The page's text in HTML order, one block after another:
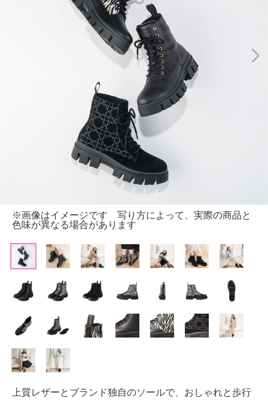
※画像はイメージです 写り方によって、実際の商品と
色味が異なる場合があります
上質レザーとブランド独自のソールで、おしゃれと歩行